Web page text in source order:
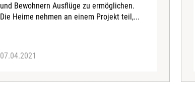
und Bewohnern Ausflüge zu ermöglichen.
Die Heime nehmen an einem Projekt teil,...
07.04.2021